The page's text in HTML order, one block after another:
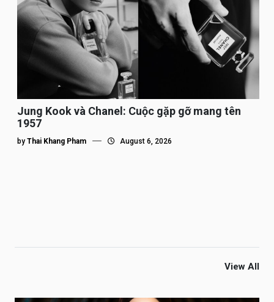
Jung Kook và Chanel: Cuộc gặp gỡ mang tên
1957
by Thai Khang Pham August 6, 2026
View All